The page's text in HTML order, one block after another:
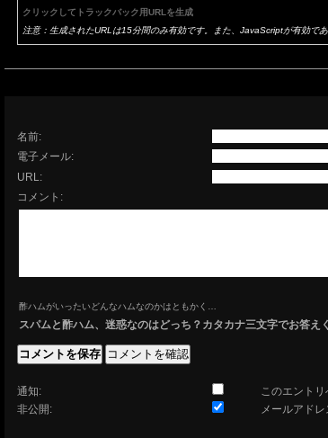
クリックしてトラックバック用URLを生成
注意：生成されたURLは15分間のみ有効です。また、JavaScriptが有効であ
名前:
電子メール:
URL:
コメント:
酢ハムがいったいどんなハムなのかはともかく…
スパムと酢ハム、迷惑なのはどっち？カタカナ三文字でお答え
通知:
このエント
非公開:
メールアド